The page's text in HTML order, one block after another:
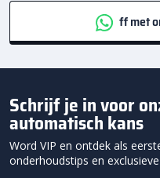
ff met
Schrijf je in voor
automatisch kans
Word VIP en ontdek als
onderhoudstips en